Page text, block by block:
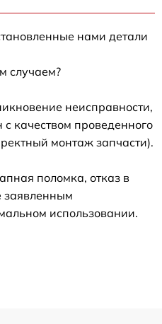
нами детали
случаем?
неисправности,
качеством проведенного
монтаж запчасти).
поломка, отказ в
заявленным
использовании.